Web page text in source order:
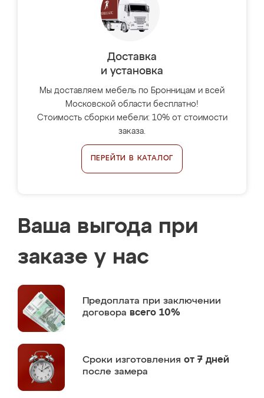
Доставка
и установка
Мы доставляем мебель по Бронницам и всей
Московской области бесплатно!
Стоимость сборки мебели: 10% от стоимости
заказа.
ПЕРЕЙТИ В КАТАЛОГ
Ваша выгода при
заказе у нас
Предоплата при заключении
договора всего 10%
Сроки изготовления от 7 дней
после замера